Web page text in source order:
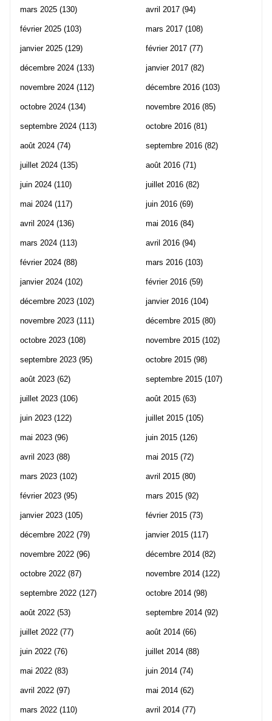
mars 2025 (130)
février 2025 (103)
janvier 2025 (129)
décembre 2024 (133)
novembre 2024 (112)
octobre 2024 (134)
septembre 2024 (113)
août 2024 (74)
juillet 2024 (135)
juin 2024 (110)
mai 2024 (117)
avril 2024 (136)
mars 2024 (113)
février 2024 (88)
janvier 2024 (102)
décembre 2023 (102)
novembre 2023 (111)
octobre 2023 (108)
septembre 2023 (95)
août 2023 (62)
juillet 2023 (106)
juin 2023 (122)
mai 2023 (96)
avril 2023 (88)
mars 2023 (102)
février 2023 (95)
janvier 2023 (105)
décembre 2022 (79)
novembre 2022 (96)
octobre 2022 (87)
septembre 2022 (127)
août 2022 (53)
juillet 2022 (77)
juin 2022 (76)
mai 2022 (83)
avril 2022 (97)
mars 2022 (110)
avril 2017 (94)
mars 2017 (108)
février 2017 (77)
janvier 2017 (82)
décembre 2016 (103)
novembre 2016 (85)
octobre 2016 (81)
septembre 2016 (82)
août 2016 (71)
juillet 2016 (82)
juin 2016 (69)
mai 2016 (84)
avril 2016 (94)
mars 2016 (103)
février 2016 (59)
janvier 2016 (104)
décembre 2015 (80)
novembre 2015 (102)
octobre 2015 (98)
septembre 2015 (107)
août 2015 (63)
juillet 2015 (105)
juin 2015 (126)
mai 2015 (72)
avril 2015 (80)
mars 2015 (92)
février 2015 (73)
janvier 2015 (117)
décembre 2014 (82)
novembre 2014 (122)
octobre 2014 (98)
septembre 2014 (92)
août 2014 (66)
juillet 2014 (88)
juin 2014 (74)
mai 2014 (62)
avril 2014 (77)